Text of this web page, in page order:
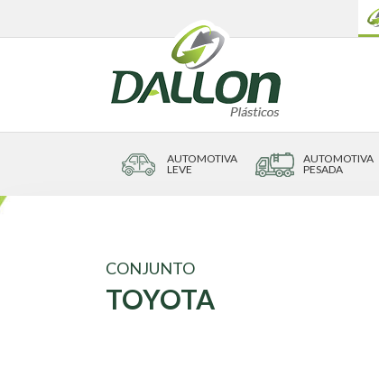
AUTOMOTIVA
LEVE
AUTOMOTIVA
PESADA
CONJUNTO
TOYOTA